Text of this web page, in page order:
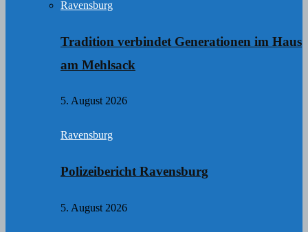
Ravensburg
Tradition verbindet Generationen im Haus
am Mehlsack
5. August 2026
Ravensburg
Polizeibericht Ravensburg
5. August 2026